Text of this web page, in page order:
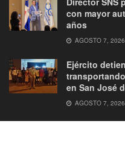
con mayor
años
AGOSTO 7, 2026
Ejército
en San José
AGOSTO 7, 2026